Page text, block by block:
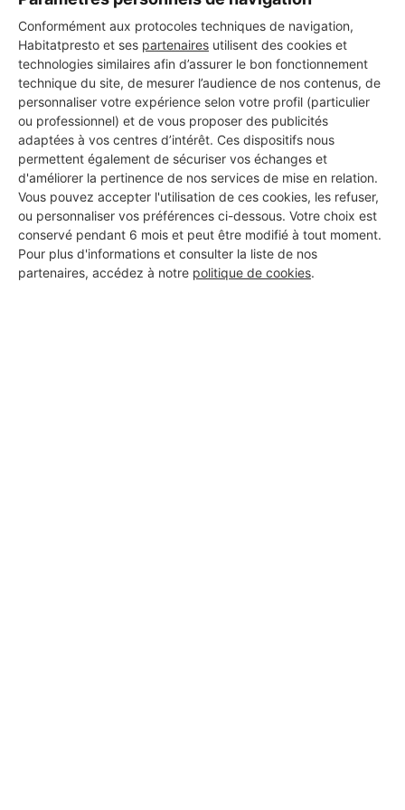
Conformément aux protocoles techniques de navigation,
Habitatpresto et ses partenaires utilisent des cookies et
technologies similaires afin d’assurer le bon fonctionnement
technique du site, de mesurer l’audience de nos contenus, de
personnaliser votre expérience selon votre profil (particulier
ou professionnel) et de vous proposer des publicités
adaptées à vos centres d’intérêt. Ces dispositifs nous
permettent également de sécuriser vos échanges et
d'améliorer la pertinence de nos services de mise en relation.
Vous pouvez accepter l'utilisation de ces cookies, les refuser,
ou personnaliser vos préférences ci-dessous. Votre choix est
conservé pendant 6 mois et peut être modifié à tout moment.
Pour plus d'informations et consulter la liste de nos
partenaires, accédez à notre politique de cookies.
PTAH BAT
Thiers
3 ans d'expérience
Voir sa fiche
Mtb rénovation